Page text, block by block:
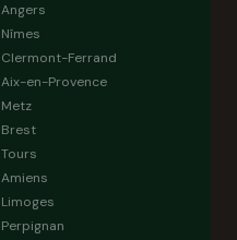
Angers
Nîmes
Clermont-Ferrand
Aix-en-Provence
Metz
Brest
Tours
Amiens
Limoges
Perpignan